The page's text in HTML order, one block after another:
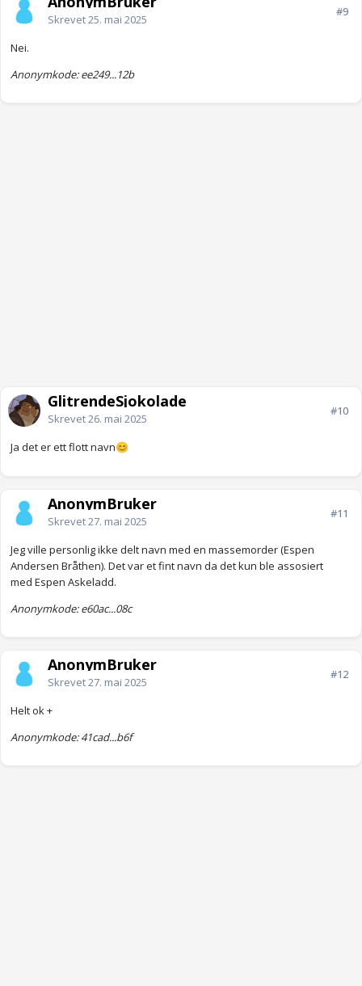
Skrevet25. mai 2025
#9
Nei.
Anonymkode: ee249...12b
GlitrendeSjokolade
Skrevet26. mai 2025
#10
Ja det er ett flott navn😊
AnonymBruker
Skrevet27. mai 2025
#11
Jeg ville personlig ikke delt navn med en massemorder (Espen
Andersen Bråthen). Det var et fint navn da det kun ble assosiert
med Espen Askeladd.
Anonymkode: e60ac...08c
AnonymBruker
Skrevet27. mai 2025
#12
Helt ok +
Anonymkode: 41cad...b6f